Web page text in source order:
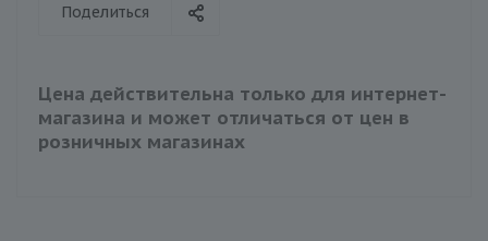
Поделиться
Цена действительна только для интернет-
магазина и может отличаться от цен в
розничных магазинах